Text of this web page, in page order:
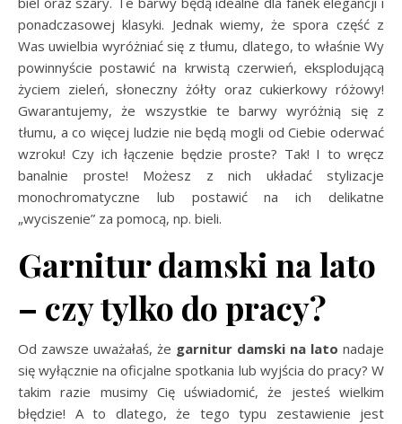
ponadczasowej klasyki. Jednak wiemy, że spora część z
Was uwielbia wyróżniać się z tłumu, dlatego, to właśnie Wy
powinnyście postawić na krwistą czerwień, eksplodującą
życiem zieleń, słoneczny żółty oraz cukierkowy różowy!
Gwarantujemy, że wszystkie te barwy wyróżnią się z
tłumu, a co więcej ludzie nie będą mogli od Ciebie oderwać
wzroku! Czy ich łączenie będzie proste? Tak! I to wręcz
banalnie proste! Możesz z nich układać stylizacje
monochromatyczne lub postawić na ich delikatne
„wyciszenie” za pomocą, np. bieli.
Garnitur damski na lato
– czy tylko do pracy?
Od zawsze uważałaś, że garnitur damski na lato nadaje
się wyłącznie na oficjalne spotkania lub wyjścia do pracy? W
takim razie musimy Cię uświadomić, że jesteś wielkim
błędzie! A to dlatego, że tego typu zestawienie jest